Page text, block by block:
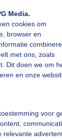
Media.
cookies om
browser en
met ons, zoals
Dit doen we om
en onze
voor
relevante
weer
De Bilt